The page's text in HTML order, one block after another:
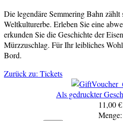
Die legendäre Semmering Bahn
Weltkulturerbe. Erleben Sie eine
erkunden Sie die Geschichte der
Mürzzuschlag. Für Ihr leibliches
Bord.
Zurück zu: Tickets
Als gedruckter
11,00 €
Menge: